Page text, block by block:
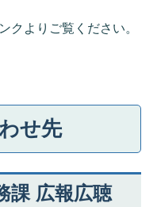
クよりご覧ください。
せ先
課 広報広聴